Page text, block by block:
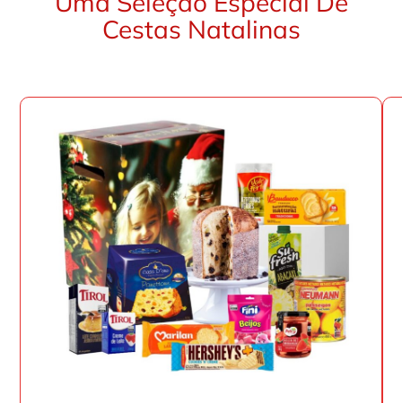
Cestas Natalinas